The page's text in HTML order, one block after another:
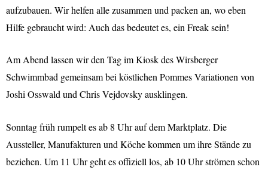
aufzubauen. Wir helfen alle zusammen und packen an, wo eben
Hilfe gebraucht wird: Auch das bedeutet es, ein Freak sein!
Am Abend lassen wir den Tag im Kiosk des Wirsberger
Schwimmbad gemeinsam bei köstlichen Pommes Variationen von
Joshi Osswald und Chris Vejdovsky ausklingen.
Sonntag früh rumpelt es ab 8 Uhr auf dem Marktplatz. Die
Aussteller, Manufakturen und Köche kommen um ihre Stände zu
beziehen. Um 11 Uhr geht es offiziell los, ab 10 Uhr strömen schon